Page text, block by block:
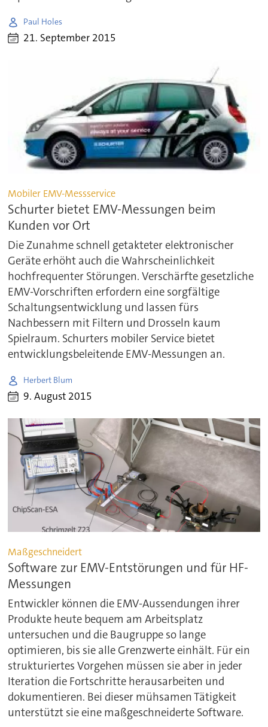
Paul Holes
21. September 2015
Mobiler EMV-Messservice
Schurter bietet EMV-Messungen beim
Kunden vor Ort
Die Zunahme schnell getakteter elektronischer
Geräte erhöht auch die Wahrscheinlichkeit
hochfrequenter Störungen. Verschärfte gesetzliche
EMV-Vorschriften erfordern eine sorgfältige
Schaltungsentwicklung und lassen fürs
Nachbessern mit Filtern und Drosseln kaum
Spielraum. Schurters mobiler Service bietet
entwicklungsbeleitende EMV-Messungen an.
Herbert Blum
9. August 2015
Maßgeschneidert
Software zur EMV-Entstörungen und für HF-
Messungen
Entwickler können die EMV-Aussendungen ihrer
Produkte heute bequem am Arbeitsplatz
untersuchen und die Baugruppe so lange
optimieren, bis sie alle Grenzwerte einhält. Für ein
strukturiertes Vorgehen müssen sie aber in jeder
Iteration die Fortschritte herausarbeiten und
dokumentieren. Bei dieser mühsamen Tätigkeit
unterstützt sie eine maßgeschneiderte Software.